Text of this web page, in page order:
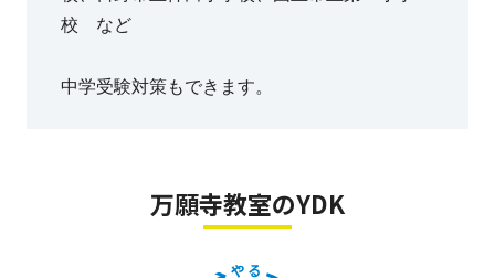
校 など
中学受験対策もできます。
万願寺教室のYDK